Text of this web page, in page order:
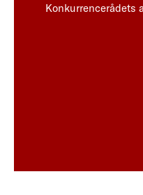
Konkurrencerådets